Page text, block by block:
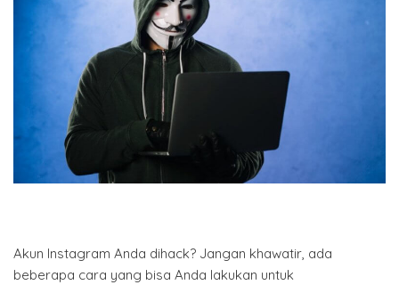
Akun Instagram Anda dihack? Jangan khawatir, ada
beberapa cara yang bisa Anda lakukan untuk